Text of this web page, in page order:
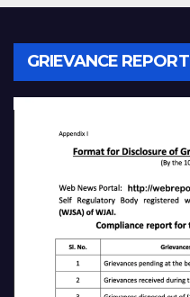
GRIEVANCE REPORT